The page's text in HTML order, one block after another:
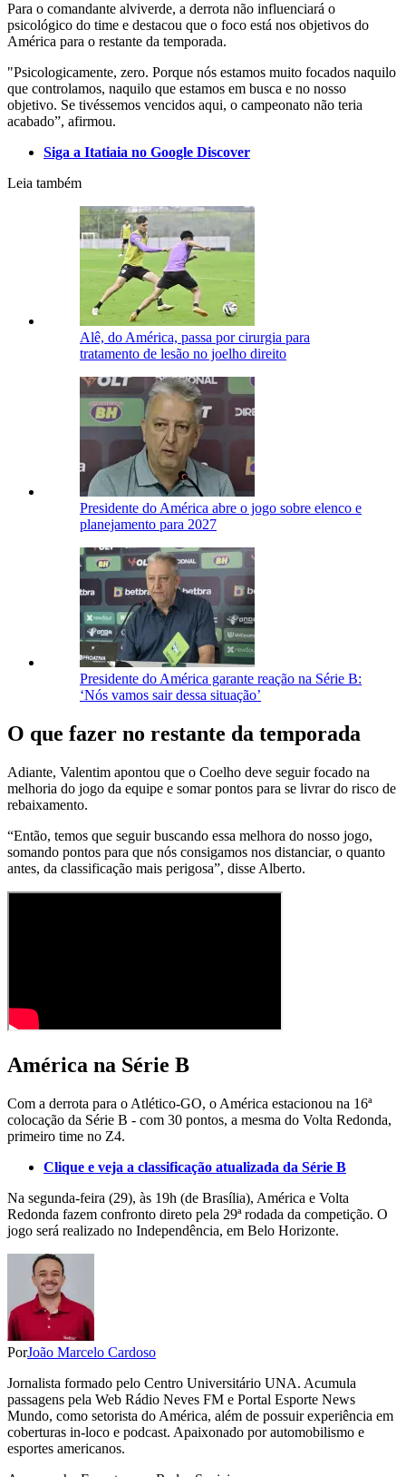
Para o comandante alviverde, a derrota não influenciará o
psicológico do time e destacou que o foco está nos objetivos do
América para o restante da temporada.
"Psicologicamente, zero. Porque nós estamos muito focados naquilo
que controlamos, naquilo que estamos em busca e no nosso
objetivo. Se tivéssemos vencidos aqui, o campeonato não teria
acabado”, afirmou.
Siga a Itatiaia no Google Discover
Leia também
Alê, do América, passa por cirurgia para
tratamento de lesão no joelho direito
Presidente do América abre o jogo sobre elenco e
planejamento para 2027
Presidente do América garante reação na Série B:
‘Nós vamos sair dessa situação’
O que fazer no restante da temporada
Adiante, Valentim apontou que o Coelho deve seguir focado na
melhoria do jogo da equipe e somar pontos para se livrar do risco de
rebaixamento.
“Então, temos que seguir buscando essa melhora do nosso jogo,
somando pontos para que nós consigamos nos distanciar, o quanto
antes, da classificação mais perigosa”, disse Alberto.
América na Série B
Com a derrota para o Atlético-GO, o América estacionou na 16ª
colocação da Série B - com 30 pontos, a mesma do Volta Redonda,
primeiro time no Z4.
Clique e veja a classificação atualizada da Série B
Na segunda-feira (29), às 19h (de Brasília), América e Volta
Redonda fazem confronto direto pela 29ª rodada da competição. O
jogo será realizado no Independência, em Belo Horizonte.
PorJoão Marcelo Cardoso
Jornalista formado pelo Centro Universitário UNA. Acumula
passagens pela Web Rádio Neves FM e Portal Esporte News
Mundo, como setorista do América, além de possuir experiência em
coberturas in-loco e podcast. Apaixonado por automobilismo e
esportes americanos.